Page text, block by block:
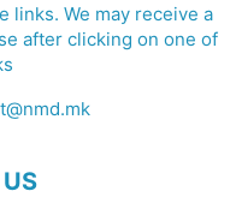
links. We may receive a
after clicking on one of